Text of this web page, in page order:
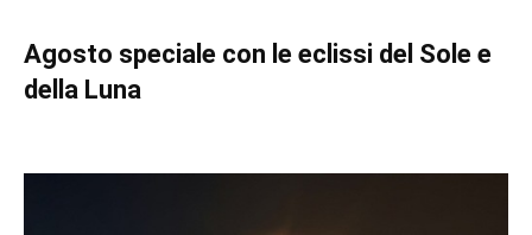
Agosto speciale con le eclissi del Sole e
della Luna